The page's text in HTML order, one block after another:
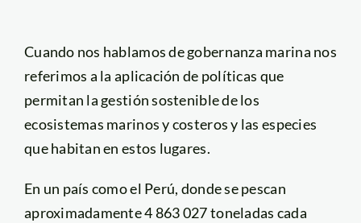
Cuando nos hablamos de gobernanza marina nos
referimos a la aplicación de políticas que
permitan la gestión sostenible de los
ecosistemas marinos y costeros y las especies
que habitan en estos lugares.
En un país como el Perú, donde se pescan
aproximadamente 4 863 027 toneladas cada